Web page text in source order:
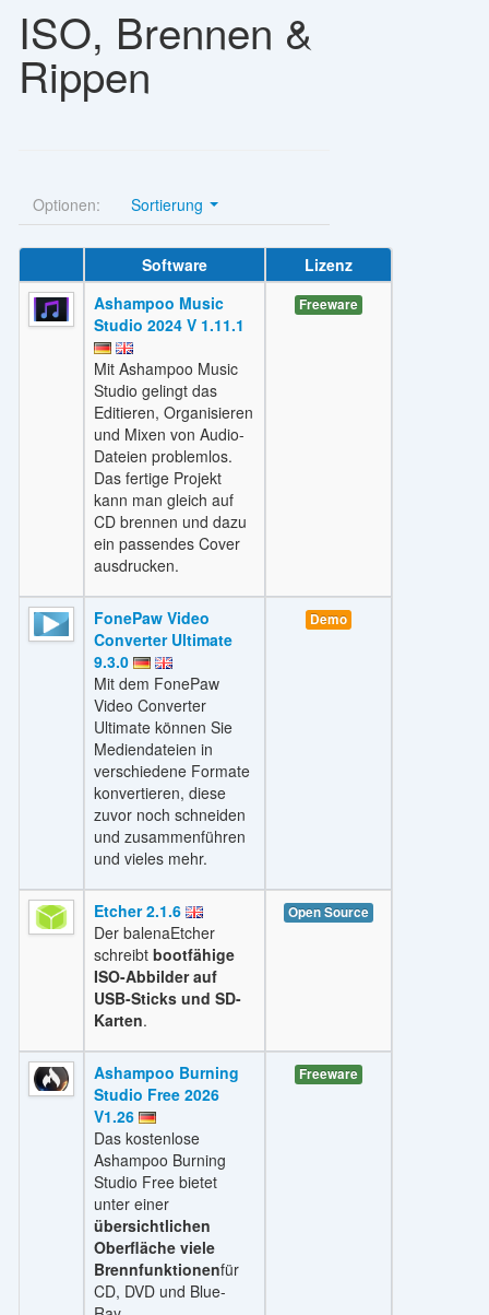
ISO, Brennen &
Rippen
Optionen: Sortierung
Software
Lizenz
Ashampoo Music
Studio 2024 V 1.11.1
Mit Ashampoo Music
Studio gelingt das
Editieren, Organisieren
und Mixen von Audio-
Dateien problemlos.
Das fertige Projekt
kann man gleich auf
CD brennen und dazu
ein passendes Cover
ausdrucken.
Freeware
FonePaw Video
Converter Ultimate
9.3.0
Mit dem FonePaw
Video Converter
Ultimate können Sie
Mediendateien in
verschiedene Formate
konvertieren, diese
zuvor noch schneiden
und zusammenführen
und vieles mehr.
Demo
Etcher 2.1.6
Der balenaEtcher
schreibt bootfähige
ISO-Abbilder auf
USB-Sticks und SD-
Karten.
Open Source
Ashampoo Burning
Studio Free 2026
V1.26
Das kostenlose
Ashampoo Burning
Studio Free bietet
unter einer
übersichtlichen
Oberfläche viele
Brennfunktionenfür
CD, DVD und Blue-
Freeware